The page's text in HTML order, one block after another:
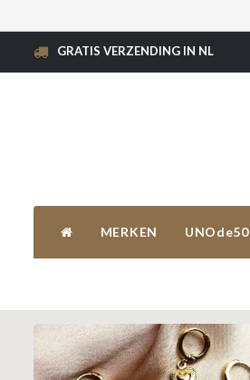
GRATIS VERZENDING IN NL
MERKEN UNOde50